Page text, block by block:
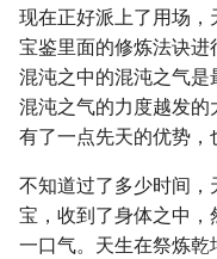
现在正好派上了用场
宝鉴里面的修炼法诀
混沌之中的混沌之气
混沌之气的力度越发的
有了一点先天的优势，
不知道过了多少时间
宝，收到了身体之中
一口气。天生在祭炼